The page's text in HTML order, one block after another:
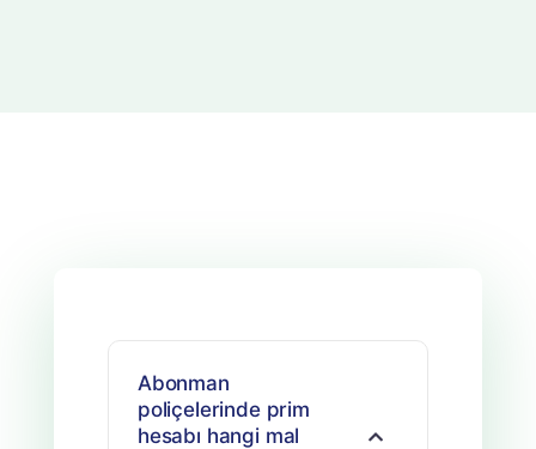
Abonman
poliçelerinde prim
hesabı hangi mal